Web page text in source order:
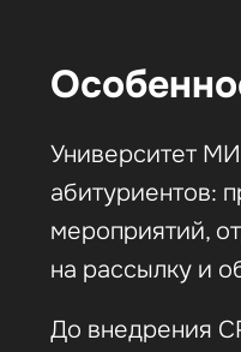
Университет
абитуриентов:
мероприятий,
на рассылку и
До внедрения